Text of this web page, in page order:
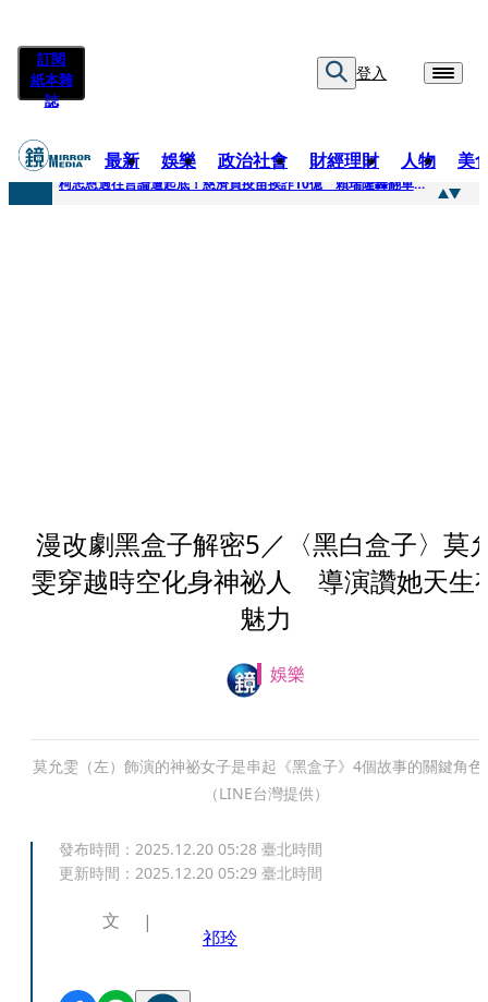
訂閱
紙本雜
誌
登入
最新 娛樂 政治社會 財經理財 人物 美
快訊
柯志恩過往言論遭起底！慈濟買疫苗挨詐10億 賴瑞隆轟翻車：應為當年錯誤道歉
漫改劇黑盒子解密5／〈黑白盒子〉莫
雯穿越時空化身神祕人 導演讚她天生
魅力
娛樂
莫允雯（左）飾演的神祕女子是串起《黑盒子》4個故事的關鍵角色
（LINE台灣提供）
發布時間： 2025.12.20 05:28 臺北時間
更新時間： 2025.12.20 05:29 臺北時間
文
祁玲